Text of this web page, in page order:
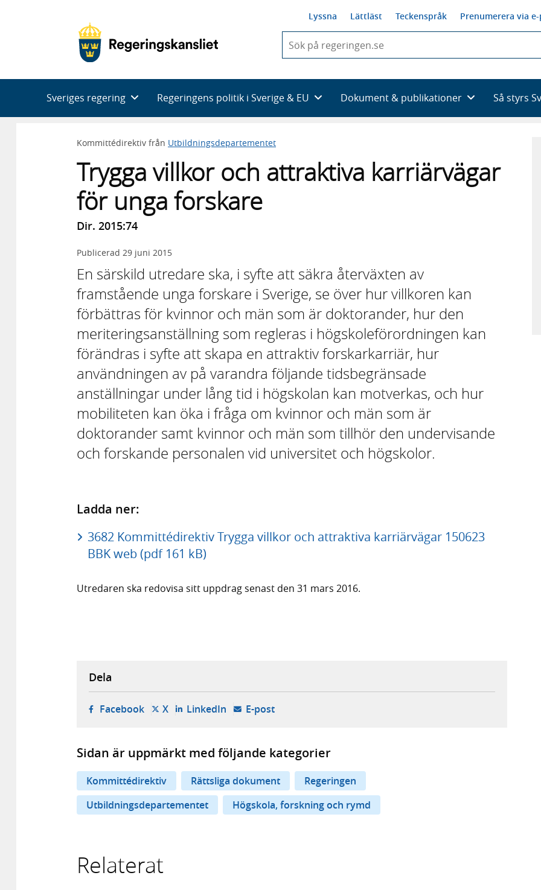
Lyssna Lättläst Teckenspråk Prenumerera via
du
skriva
framträder
en
Sveriges regering Regeringens politik i Sverige & EU Dokument & publikationer Så styrs
Kommittédirektiv från Utbildningsdepartementet
Trygga villkor och attraktiva karriärvägar
för unga forskare
Dir. 2015:74
Publicerad 29 juni 2015
En särskild utredare ska, i syfte att säkra återväxten av
framstående unga forskare i Sverige, se över hur villkoren kan
förbättras för kvinnor och män som är doktorander, hur den
meriteringsanställning som regleras i högskoleförordningen kan
förändras i syfte att skapa en attraktiv forskarkarriär, hur
användningen av på varandra följande tidsbegränsade
anställningar under lång tid i högskolan kan motverkas, och hur
mobiliteten kan öka i fråga om kvinnor och män som är
doktorander samt kvinnor och män som tillhör den undervisande
och forskande personalen vid universitet och högskolor.
Ladda ner:
3682 Kommittédirektiv Trygga villkor och attraktiva karriärvägar 150623
BBK web (pdf 161 kB)
Utredaren ska redovisa sitt uppdrag senast den 31 mars 2016.
Dela
Facebook- öppnas i ny flik, extern webbplats,
X- öppnas i ny flik, extern webbplats,
LinkedIn- öppnas i ny flik, extern webbplats,
E-post- öppnar din e-postklient,
Sidan är uppmärkt med följande kategorier
Kommittédirektiv Rättsliga dokument
Regeringen
Utbildningsdepartementet
Högskola, forskning och rymd
Relaterat